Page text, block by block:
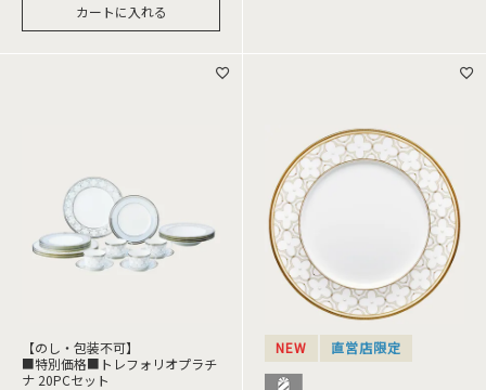
カートに入れる
【のし・包装不可】
■特別価格■トレフォリオプラチ
ナ 20PCセット
NEW 直営店限定